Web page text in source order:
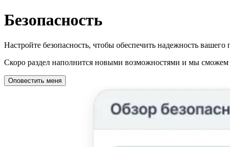
Безопасность
Настройте безопасность, чтобы обеспечить надежность
Скоро раздел наполнится новыми возможностями и мы сможем
Оповестить меня